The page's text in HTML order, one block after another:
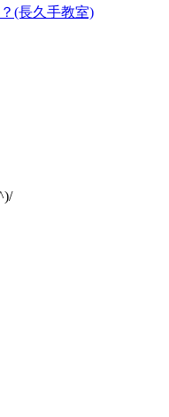
(長久手教室)